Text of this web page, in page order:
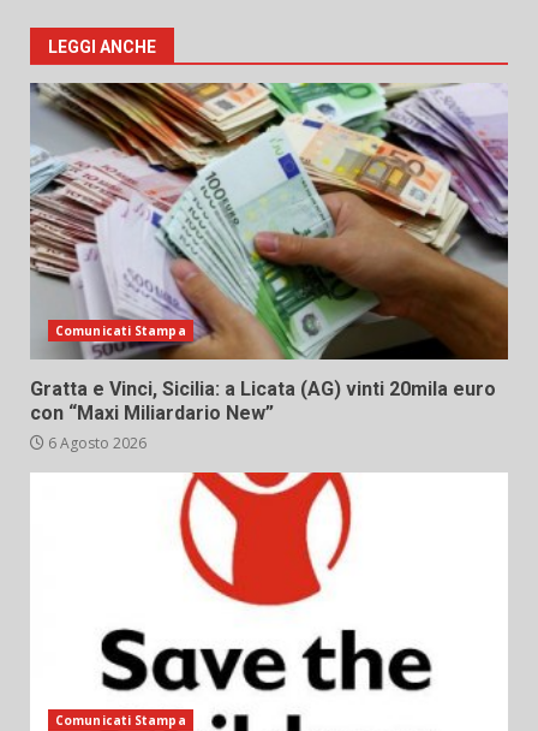
LEGGI ANCHE
Comunicati Stampa
Gratta e Vinci, Sicilia: a Licata (AG) vinti 20mila euro
con “Maxi Miliardario New”
6 Agosto 2026
Comunicati Stampa